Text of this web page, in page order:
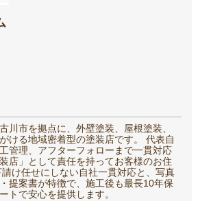
川市を拠点に、外壁塗装、屋根塗装、
ける地域密着型の塗装店です。 代表自
管理、アフターフォローまで一貫対応
店」として責任を持ってお客様のお住
け任せにしない自社一貫対応と、写真
提案書が特徴で、施工後も最長10年保
トで安心を提供します。